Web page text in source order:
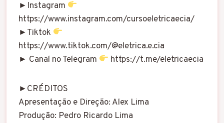
►Instagram
https://www.instagram.com/cursoeletricaecia/
►Tiktok
https://www.tiktok.com/@eletrica.e.cia
► Canal no Telegram
https://t.me/eletricaecia
►CRÉDITOS
Apresentação e Direção: Alex Lima
Produção: Pedro Ricardo Lima